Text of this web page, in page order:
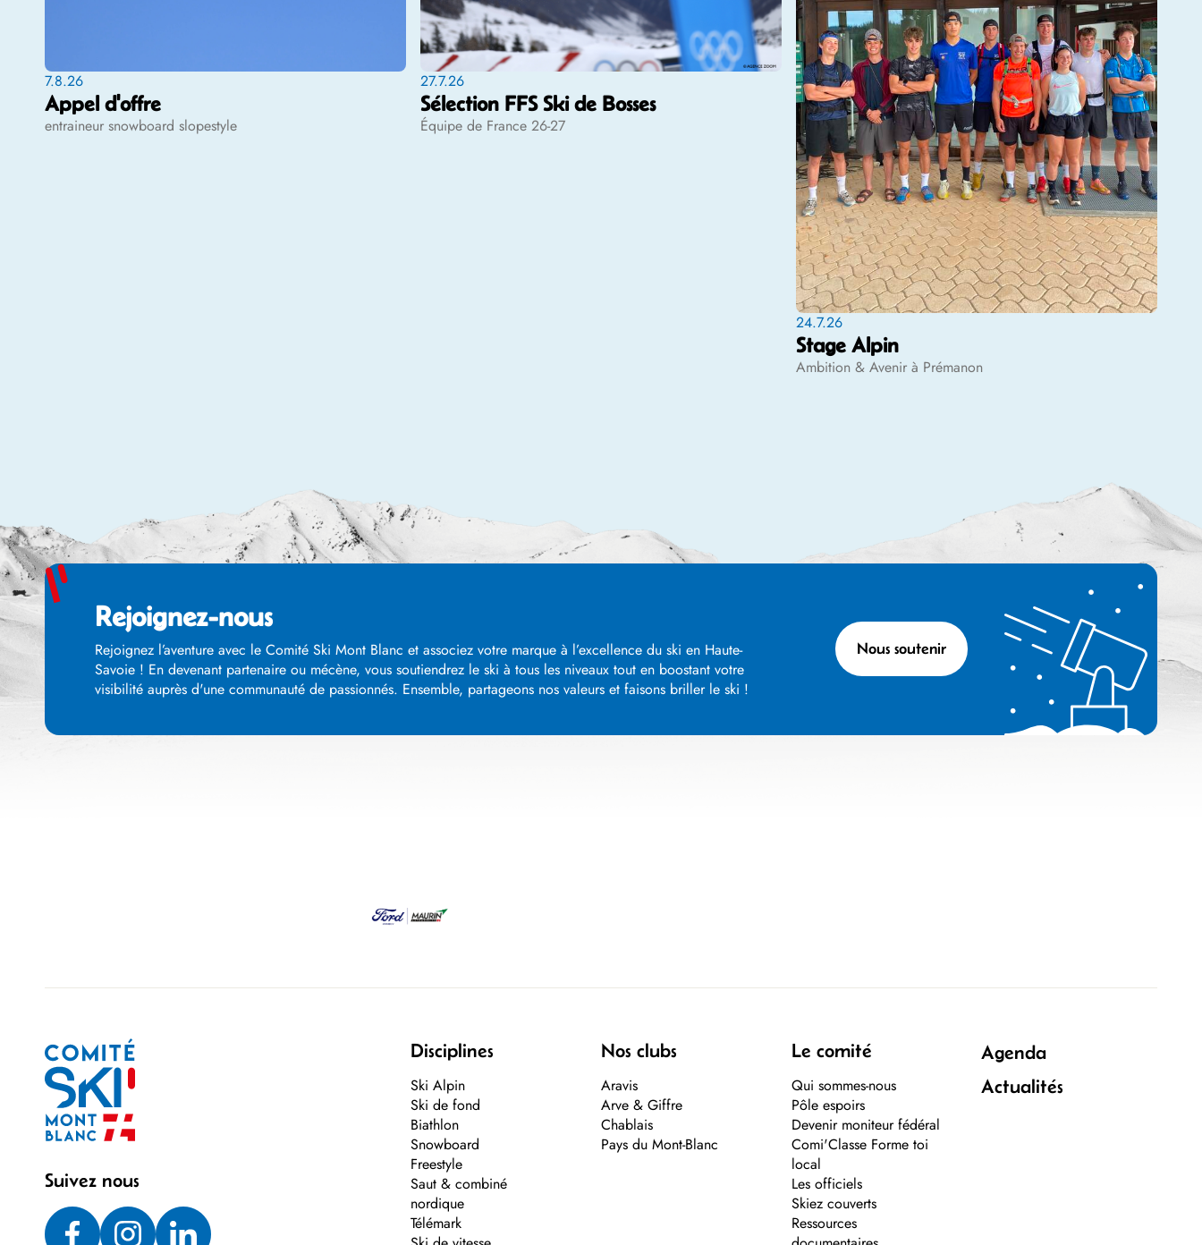
7.8.26
Appel d'offre
entraineur snowboard slopestyle
27.7.26
Sélection FFS Ski de Bosses
Équipe de France 26-27
24.7.26
Stage Alpin
Ambition & Avenir à Prémanon
Rejoignez-nous
Rejoignez l’aventure avec le Comité Ski Mont Blanc et associez votre marque à l’excellence du ski en Haute-
Savoie ! En devenant partenaire ou mécène, vous soutiendrez le ski à tous les niveaux tout en boostant votre
visibilité auprès d'une communauté de passionnés. Ensemble, partageons nos valeurs et faisons briller le ski !
Nous soutenir
Suivez nous
Disciplines
Ski Alpin
Ski de fond
Biathlon
Snowboard
Freestyle
Saut & combiné
nordique
Télémark
Nos clubs
Aravis
Arve & Giffre
Chablais
Pays du Mont-Blanc
Le comité
Qui sommes-nous
Pôle espoirs
Devenir moniteur fédéral
Comi'Classe Forme toi
local
Les officiels
Skiez couverts
Ressources
Agenda
Actualités